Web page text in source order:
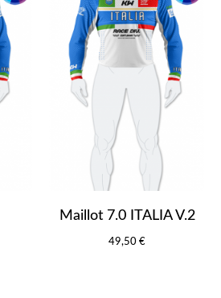
Maillot 7.0 ITALIA V.2
49,50 €